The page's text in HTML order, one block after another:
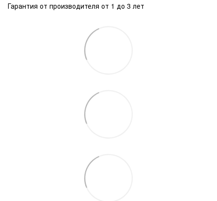
Гарантия от производителя от 1 до 3 лет